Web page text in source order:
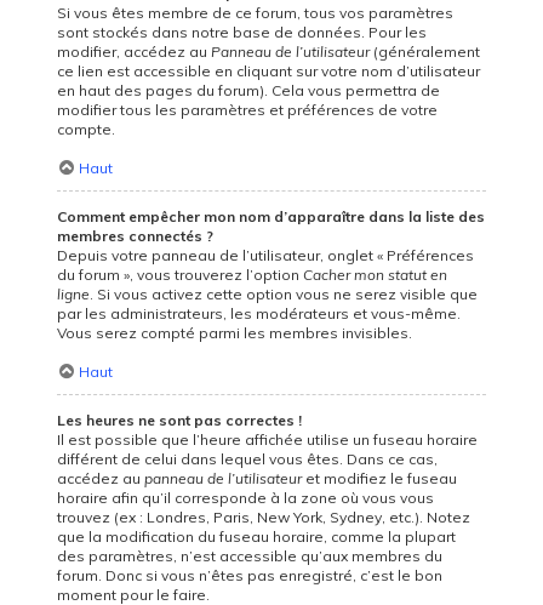
Si vous êtes membre de ce forum, tous vos paramètres
sont stockés dans notre base de données. Pour les
modifier, accédez au Panneau de l’utilisateur(généralement
ce lien est accessible en cliquant sur votre nom d’utilisateur
en haut des pages du forum). Cela vous permettra de
modifier tous les paramètres et préférences de votre
compte.
Haut
Comment empêcher mon nom d’apparaître dans la liste des
membres connectés ?
Depuis votre panneau de l’utilisateur, onglet « Préférences
du forum », vous trouverez l’optionCacher mon statut en
ligne . Si vous activez cette option vous ne serez visible que
par les administrateurs, les modérateurs et vous-même.
Vous serez compté parmi les membres invisibles.
Haut
Les heures ne sont pas correctes !
Il est possible que l’heure affichée utilise un fuseau horaire
différent de celui dans lequel vous êtes. Dans ce cas,
accédez aupanneau de l’utilisateuret modifiez le fuseau
horaire afin qu’il corresponde à la zone où vous vous
trouvez (ex : Londres, Paris, New York, Sydney, etc.). Notez
que la modification du fuseau horaire, comme la plupart
des paramètres, n’est accessible qu’aux membres du
forum. Donc si vous n’êtes pas enregistré, c’est le bon
moment pour le faire.